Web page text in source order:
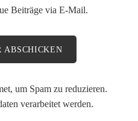
Beiträge via E-Mail.
um Spam zu reduzieren.
verarbeitet werden.